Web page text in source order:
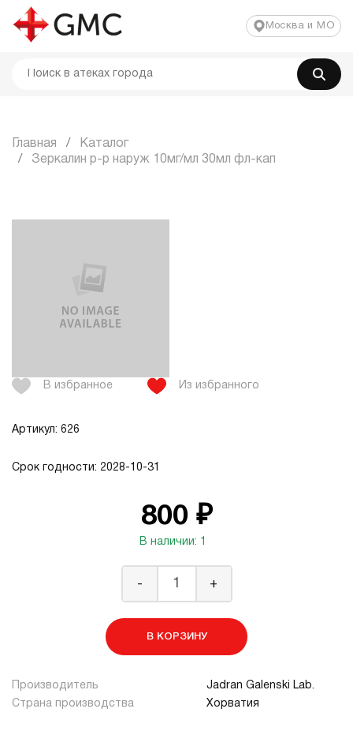
Москва и МО
Главная
Каталог
Зеркалин р-р наруж 10мг/мл 30мл фл-кап
В избранное Из избранного
Артикул: 626
Срок годности: 2028-10-31
800 ₽
В наличии: 1
- +
В КОРЗИНУ
Производитель
Jadran Galenski Lab.
Страна производства
Хорватия